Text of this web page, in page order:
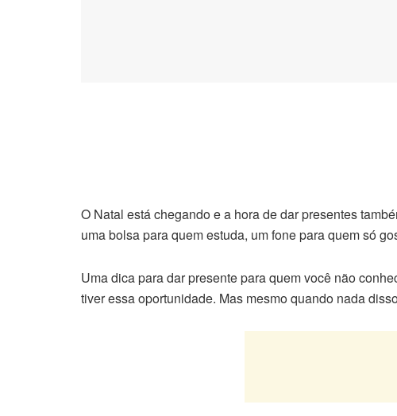
O Natal está chegando e a hora de dar presentes
uma bolsa para quem estuda, um fone para quem só
Uma dica para dar presente para quem você não
tiver essa oportunidade. Mas mesmo quando nada